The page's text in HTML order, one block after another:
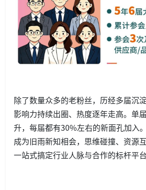
除了数量众多的老粉丝，历经多届沉
影响力持续出圈、热度逐年走高。单
升，每届都有30%左右的新面孔加入
成为旧雨新知相会，思维碰撞、资源
一站式搞定行业人脉与合作的标杆平台